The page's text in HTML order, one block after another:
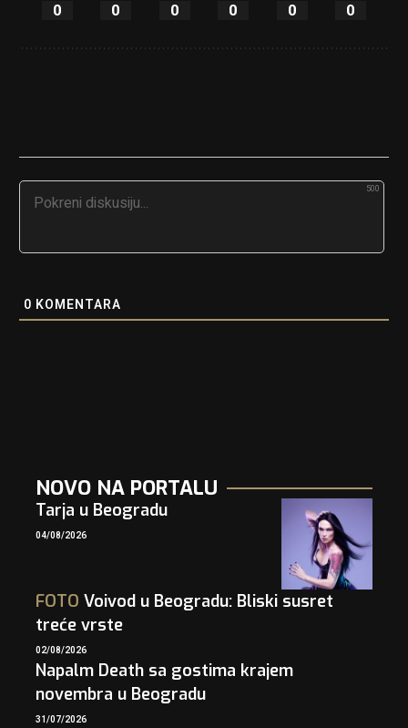
0 0 0 0 0 0
500
0 KOMENTARA
NOVO NA PORTALU
Tarja u Beogradu
04/08/2026
FOTO Voivod u Beogradu: Bliski susret
treće vrste
02/08/2026
Napalm Death sa gostima krajem
novembra u Beogradu
31/07/2026